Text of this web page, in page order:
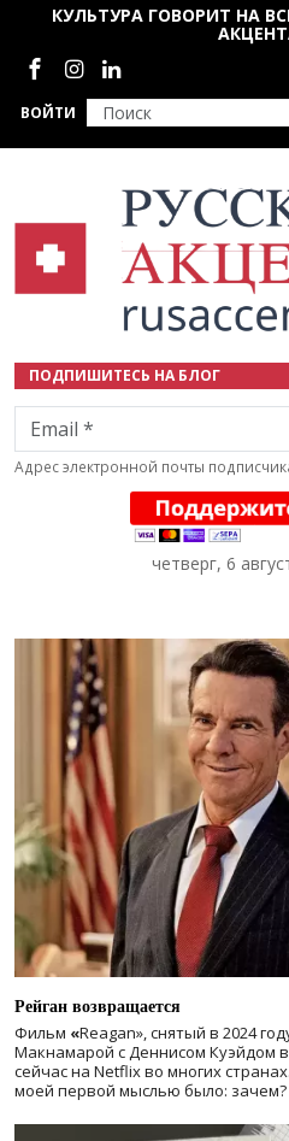
Перейти к основному
ВОЙТИ
КУЛЬТУРА ГОВОРИТ НА
Социальные сети
ПОДПИШИТЕСЬ НА БЛОГ
Email
Адрес электронной почты
четверг, 6
Рейган возвращается
Фильм «Reagan», снятый в 2024
Макнамарой с Деннисом Куэйдом
сейчас на Netflix во многих
моей первой мыслью было: зачем?